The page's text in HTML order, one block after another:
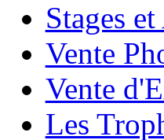
Stages
Vente
Vente
Les